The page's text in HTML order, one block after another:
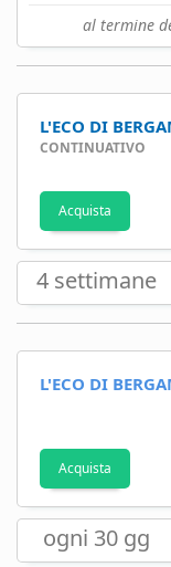
CONTINUATIVO
Acquista
4 settimane
L'ECO DI
Acquista
ogni 30 gg